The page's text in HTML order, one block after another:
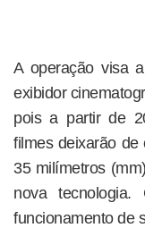
A operação visa
exibidor
pois a partir de
filmes deixarão de
35 milímetros
nova
funcionamento de